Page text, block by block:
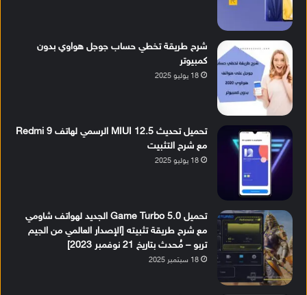
شرح طريقة تخطي حساب جوجل هواوي بدون
كمبيوتر
18 يوليو 2025
تحميل تحديث MIUI 12.5 الرسمي لهاتف Redmi 9
مع شرح التثبيت
18 يوليو 2025
تحميل Game Turbo 5.0 الجديد لهواتف شاومي
مع شرح طريقة تثبيته [الإصدار العالمي من الجيم
تربو – مُحدث بتاريخ 21 نوفمبر 2023]
18 سبتمبر 2025